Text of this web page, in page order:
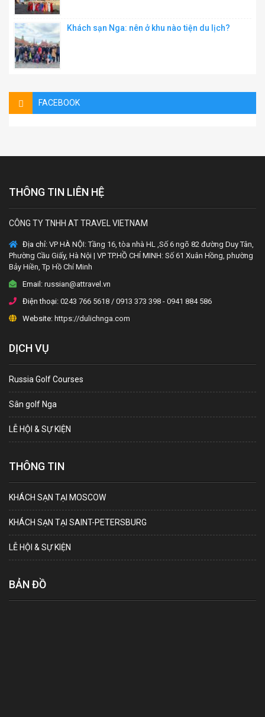
Khách sạn Nga: nên ở khu nào tiện du lịch?
FACEBOOK
THÔNG TIN LIÊN HỆ
CÔNG TY TNHH AT TRAVEL VIETNAM
Địa chỉ: VP HÀ NỘI: Tầng 16, tòa nhà HL ,Số 6 ngõ 82 đường Duy Tân,
Phường Cầu Giấy, Hà Nội | VP TP.HỒ CHÍ MINH: Số 61 Xuân Hồng, phường
Bảy Hiền, Tp Hồ Chí Minh
Email: russian@attravel.vn
Điện thoại: 0243 766 5618 / 0913 373 398 - 0941 884 586
Website: https://dulichnga.com
DỊCH VỤ
Russia Golf Courses
Sân golf Nga
LỄ HỘI & SỰ KIỆN
THÔNG TIN
KHÁCH SẠN TẠI MOSCOW
KHÁCH SẠN TẠI SAINT-PETERSBURG
LỄ HỘI & SỰ KIỆN
BẢN ĐỒ